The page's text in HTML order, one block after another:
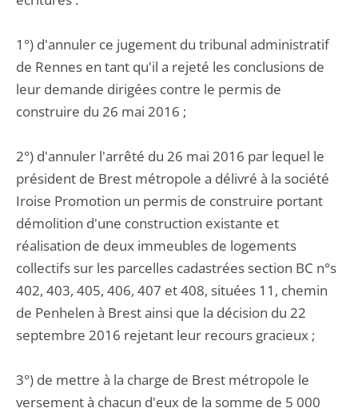
1°) d'annuler ce jugement du tribunal administratif
de Rennes en tant qu'il a rejeté les conclusions de
leur demande dirigées contre le permis de
construire du 26 mai 2016 ;
2°) d'annuler l'arrêté du 26 mai 2016 par lequel le
président de Brest métropole a délivré à la société
Iroise Promotion un permis de construire portant
démolition d'une construction existante et
réalisation de deux immeubles de logements
collectifs sur les parcelles cadastrées section BC n°s
402, 403, 405, 406, 407 et 408, situées 11, chemin
de Penhelen à Brest ainsi que la décision du 22
septembre 2016 rejetant leur recours gracieux ;
3°) de mettre à la charge de Brest métropole le
versement à chacun d'eux de la somme de 5 000